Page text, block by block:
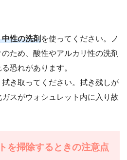
性の洗剤 を使ってください。ノ
ため、酸性やアルカリ性の洗剤
恐れがあります。
き取ってください。拭き残しが
スがウォシュレット内に入り故
を掃除するときの注意点